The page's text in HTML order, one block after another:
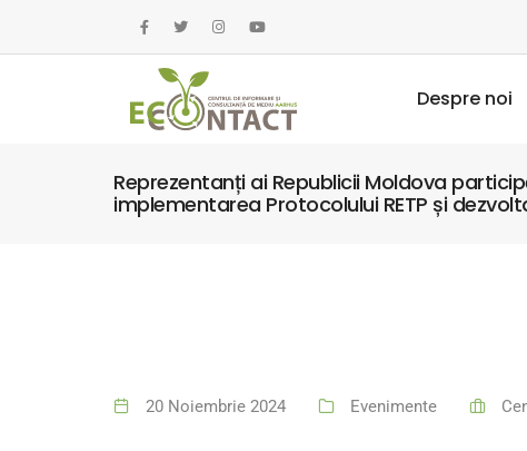
Despre noi
Reprezentanți ai Republicii Moldova
implementarea Protocolului RETP și
20 Noiembrie 2024 Evenimente